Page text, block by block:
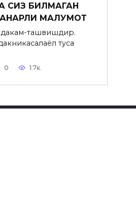
СИЗ БИЛМАГАН
МАЛУМОТ
ташвишдир.
туғса
0 1.7к.